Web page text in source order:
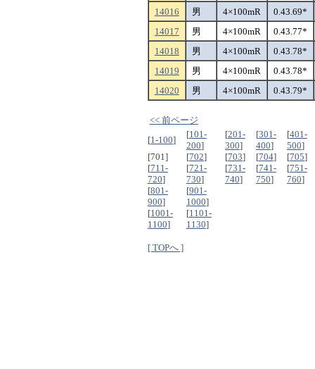
14016
男 4×100mR
0.43.69*
14017
男 4×100mR
0.43.77*
14018
男 4×100mR
0.43.78*
14019
男 4×100mR
0.43.78*
14020
男 4×100mR 0.43.79*
<< 前ページ
[1-100]
[101-
200]
[201-
300]
[301-
400]
[401-
500]
[701]
[702] [703] [704] [705]
[711-
720]
[721-
730]
[731-
740]
[741-
750]
[751-
760]
[801-
900]
[901-
1000]
[1001-
1100]
[1101-
1130]
[ TOPへ ]